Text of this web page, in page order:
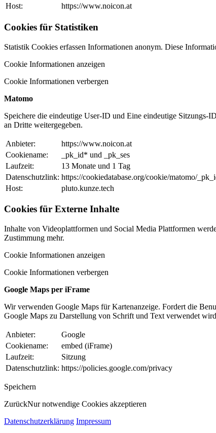
Host:
https://www.noicon.at
Cookies für Statistiken
Statistik Cookies erfassen Informationen anonym. Diese
Cookie Informationen anzeigen
Cookie Informationen verbergen
Matomo
Speichere die eindeutige User-ID und Eine eindeutige Sitzungs-
an Dritte weitergegeben.
Anbieter:
https://www.noicon.at
Cookiename:
_pk_id* und _pk_ses
Laufzeit:
13 Monate und 1 Tag
Datenschutzlink: https://cookiedatabase.org/cookie/matomo/
Host:
pluto.kunze.tech
Cookies für Externe Inhalte
Inhalte von Videoplattformen und Social Media Plattformen
Zustimmung mehr.
Cookie Informationen anzeigen
Cookie Informationen verbergen
Google Maps per iFrame
Wir verwenden Google Maps für Kartenanzeige. Fordert die
Google Maps zu Darstellung von Schrift und Text verwendet
Anbieter:
Google
Cookiename:
embed (iFrame)
Laufzeit:
Sitzung
Datenschutzlink: https://policies.google.com/privacy
Speichern
ZurückNur notwendige Cookies akzeptieren
Datenschutzerklärung Impressum